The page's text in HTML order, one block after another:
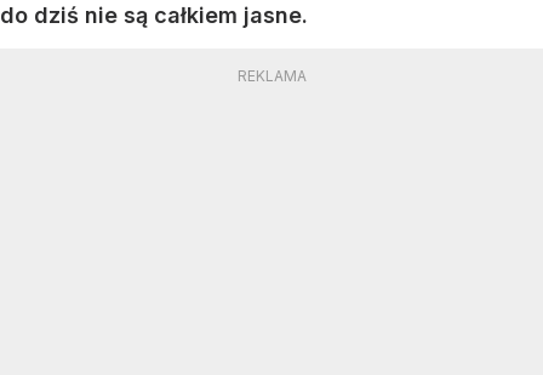
do dziś nie są całkiem jasne.